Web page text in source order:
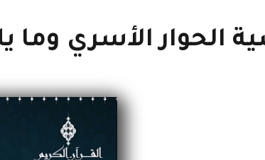
الحوار الأسري وما